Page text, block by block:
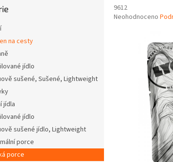
na cesty
jídlo
sušené, Sušené, Lightweight
jídla
jídlo
sušené jídlo, Lightweight
porce
porce
9612
Průměrné
Neohodnoceno